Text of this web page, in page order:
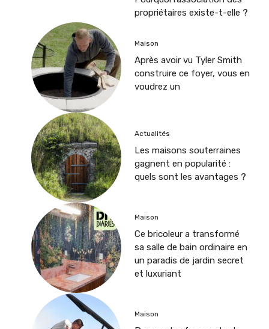
propriétaires existe-t-elle ?
Maison
Après avoir vu Tyler Smith
construire ce foyer, vous en
voudrez un
Actualités
Les maisons souterraines
gagnent en popularité :
quels sont les avantages ?
Maison
Ce bricoleur a transformé
sa salle de bain ordinaire en
un paradis de jardin secret
et luxuriant
Maison